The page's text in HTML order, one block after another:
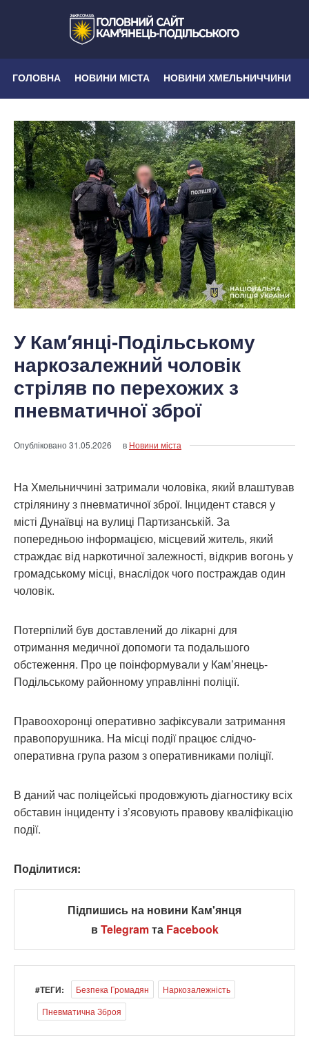
ГОЛОВНА НОВИНИ МІСТА НОВИНИ ХМЕЛЬНИЧЧИНИ
У Кам’янці-Подільському
наркозалежний чоловік
стріляв по перехожих з
пневматичної зброї
Опубліковано31.05.2026 в Новини міста
На Хмельниччині затримали чоловіка, який влаштував
стрілянину з пневматичної зброї. Інцидент стався у
місті Дунаївці на вулиці Партизанській. За
попередньою інформацією, місцевий житель, який
страждає від наркотичної залежності, відкрив вогонь у
громадському місці, внаслідок чого постраждав один
чоловік.
Потерпілий був доставлений до лікарні для
отримання медичної допомоги та подальшого
обстеження. Про це поінформували у Кам’янець-
Подільському районному управлінні поліції.
Правоохоронці оперативно зафіксували затримання
правопорушника. На місці події працює слідчо-
оперативна група разом з оперативниками поліції.
В даний час поліцейські продовжують діагностику всіх
обставин інциденту і з’ясовують правову кваліфікацію
події.
Поділитися:
Підпишись на новини Кам'янця
вTelegramта Facebook
#ТЕГИ: Безпека Громадян
Наркозалежність
Пневматична Зброя